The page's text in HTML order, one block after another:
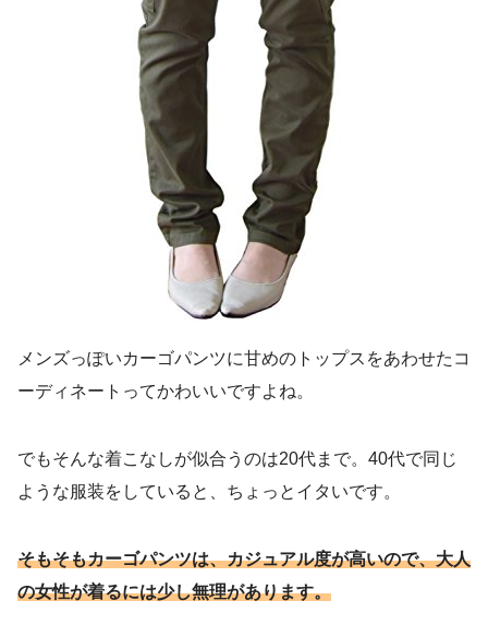
メンズっぽいカーゴパンツに甘めのトップスをあわせたコ
ーディネートってかわいいですよね。
でもそんな着こなしが似合うのは20代まで。40代で同じ
ような服装をしていると、ちょっとイタいです。
そもそもカーゴパンツは、カジュアル度が高いので、大人
の女性が着るには少し無理があります。